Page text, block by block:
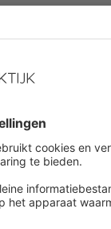
om dit
alle
?Log in